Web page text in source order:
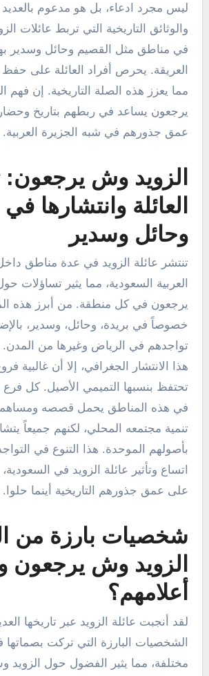
ليس مجرد ادعاء، بل هو مدعوم
والوثائق التاريخية التي تربط عائلات
في مناطق مثل القصيم وحائل وسدير
العريقة. يحرص أفراد العائلة على حفظ
مما يعزز هذه الصلة التاريخية. إن فهم
يرجعون يساعد في ربطهم بتاريخ
عمق جذورهم في شبه الجزيرة العربية.
الزويد وش
العائلة وانتشارها
وحائل وسدير
تنتشر عائلة الزويد في عدة مناطق
العربية السعودية، مما يثير تساؤلات
يرجعون في كل منطقة. من أبرز هذه
خصوصاً في بريدة، وحائل، وسدير،
تواجدهم في الرياض وغيرها من
هذا الانتشار الجغرافي، إلا أن غالبية
تحتفظ بنسبها التميمي الأصيل. كل
في هذه المناطق يحمل قصصه
تنمية مجتمعه المحلي، لكنهم جميعاً
بأصولهم الموحدة. هذا التنوع في
اتساع وتأثير عائلة الزويد في
على عمق جذورهم التاريخية أينما حلوا.
شخصيات بارزة من
الزويد وش يرجعون
أعلامهم؟
لقد أنجبت عائلة الزويد عبر تاريخها
الشخصيات البارزة التي تركت
مختلفة، مما يثير الفضول حول